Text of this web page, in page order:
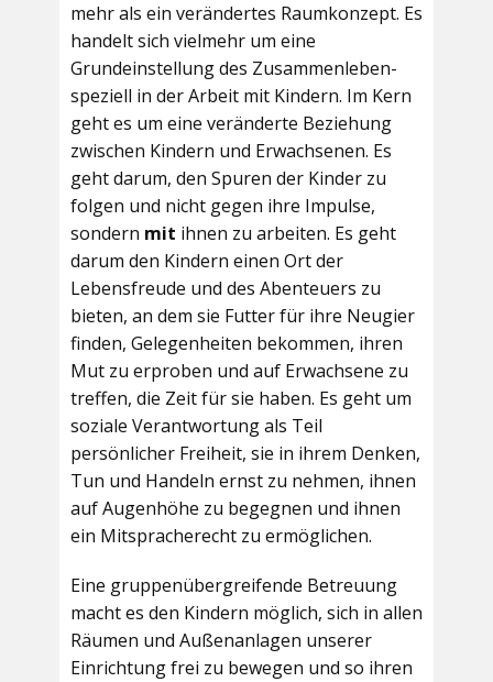
mehr als ein verändertes Raumkonzept. Es
handelt sich vielmehr um eine
Grundeinstellung des Zusammenleben-
speziell in der Arbeit mit Kindern. Im Kern
geht es um eine veränderte Beziehung
zwischen Kindern und Erwachsenen. Es
geht darum, den Spuren der Kinder zu
folgen und nicht gegen ihre Impulse,
sondern mit ihnen zu arbeiten. Es geht
darum den Kindern einen Ort der
Lebensfreude und des Abenteuers zu
bieten, an dem sie Futter für ihre Neugier
finden, Gelegenheiten bekommen, ihren
Mut zu erproben und auf Erwachsene zu
treffen, die Zeit für sie haben. Es geht um
soziale Verantwortung als Teil
persönlicher Freiheit, sie in ihrem Denken,
Tun und Handeln ernst zu nehmen, ihnen
auf Augenhöhe zu begegnen und ihnen
ein Mitspracherecht zu ermöglichen.
Eine gruppenübergreifende Betreuung
macht es den Kindern möglich, sich in allen
Räumen und Außenanlagen unserer
Einrichtung frei zu bewegen und so ihren